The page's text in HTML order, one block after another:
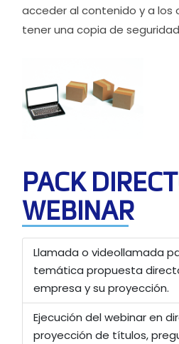
acceder al contenido y a los
tener una copia de
PACK
WEBINAR
Llamada o videollamada
temática propuesta
empresa y su proyección.
Ejecución del webinar en
proyección de títulos,